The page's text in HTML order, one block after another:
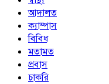
আদালত
ক্যাম্পাস
বিবিধ
মতামত
প্রবাস
চাকরি